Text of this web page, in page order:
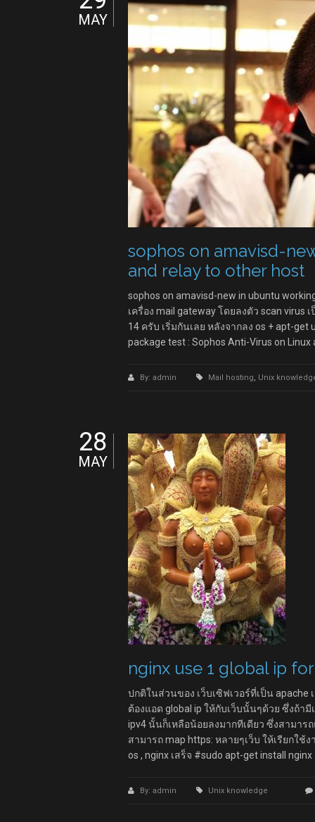
sophos on amavisd-
and relay to other host
MAY
sophos on amavisd-new in ubuntu
เครื่อง mail gateway โดยลงตัว scan virus
14 ครับ เริ่มกันเลย หลังจากลง os + apt-
package test : Sophos Anti-Virus on
By: admin Mail hosting, Unix
nginx use 1 global ip
28
MAY
ปกติในส่วนของ เว็บเซิฟเวอร์ที่เป็น apache
ต้องแอด global ip ให้กับเว็บนั้นๆด้วย ซึ่งถ้ามี
ipv4 นั้นก็เหลือน้อยลงมากทีเดียว ซึ่งสามา
สามารถ map https: หลายๆเว็บ ให้เรียกใช้
os , nginx เสร็จ #sudo apt-get install nginx
By: admin Unix knowledge